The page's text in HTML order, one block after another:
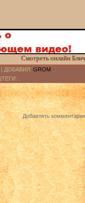
Смотреть онлайн
| ДОБАВИЛ: GROM
|ТЕГИ: .
Добавлять